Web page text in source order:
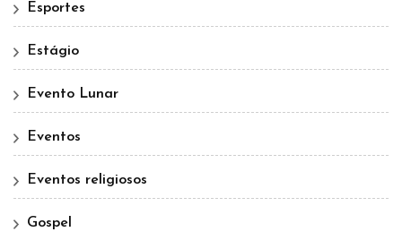
Esportes
Estágio
Evento Lunar
Eventos
Eventos religiosos
Gospel